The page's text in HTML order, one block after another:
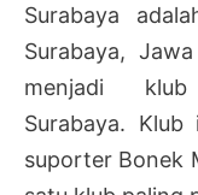
Surabaya
Surabaya,
menjadi klub
Surabaya.
suporter Bonek